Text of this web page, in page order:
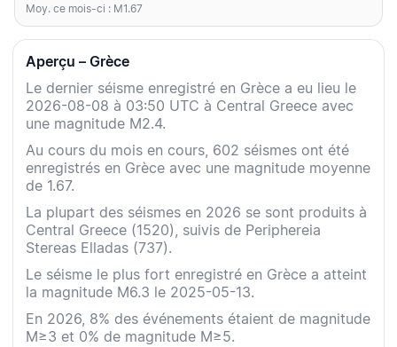
Moy. ce mois-ci : M1.67
Aperçu – Grèce
Le dernier séisme enregistré en Grèce a eu lieu le
2026-08-08 à 03:50 UTC à Central Greece avec
une magnitude M2.4.
Au cours du mois en cours, 602 séismes ont été
enregistrés en Grèce avec une magnitude moyenne
de 1.67.
La plupart des séismes en 2026 se sont produits à
Central Greece (1520), suivis de Periphereia
Stereas Elladas (737).
Le séisme le plus fort enregistré en Grèce a atteint
la magnitude M6.3 le 2025-05-13.
En 2026, 8% des événements étaient de magnitude
M≥3 et 0% de magnitude M≥5.